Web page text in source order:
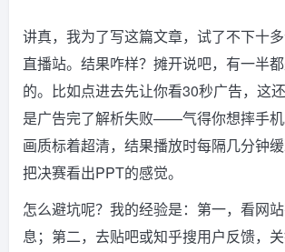
讲真，我为了写这篇文章，试了不下十多
直播站。结果咋样？摊开说吧，有一半
的。比如点进去先让你看30秒广告，这
是广告完了解析失败——气得你想摔手机
画质标着超清，结果播放时每隔几分钟
把决赛看出PPT的感觉。
怎么避坑呢？我的经验是：第一，看网
息；第二，去贴吧或知乎搜用户反馈，